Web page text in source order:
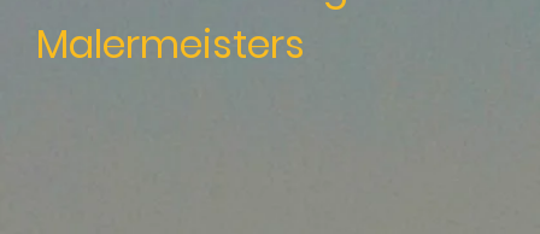
Malermeisters